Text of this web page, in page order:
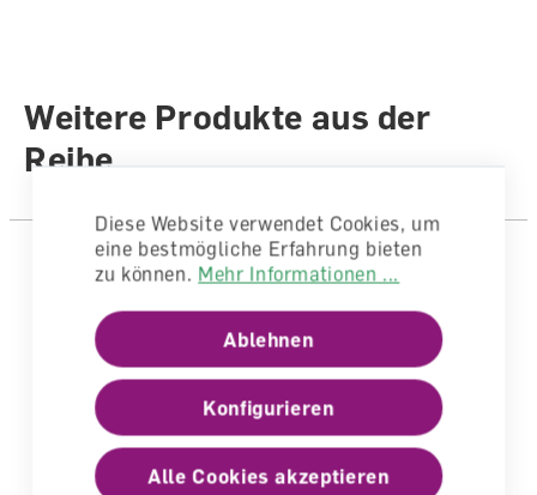
Autoren /
Illustratoren
Amsler, Ursula
Anzahl Seiten
Einband
Ringbuch
Weitere Produkte aus der
Reihe
Diese Website verwendet Cookies, um
eine bestmögliche Erfahrung bieten
zu können. Mehr Informationen ...
Ablehnen
Konfigurieren
Alle Cookies akzeptieren